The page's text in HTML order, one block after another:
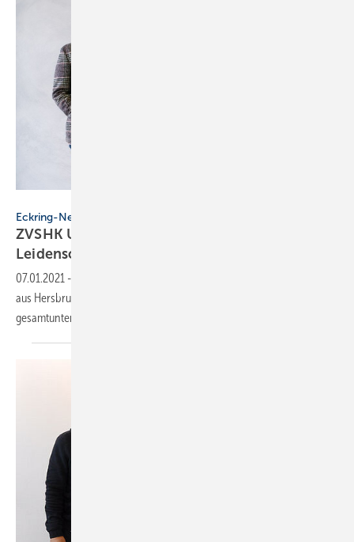
Eckring-News
ZVSHK Unternehmerpreis zeichnet
Leidenschaft fürs SHK-Handwerk
07.01.2021 -
aus Hersbruck im Nürnberger-Land für ihren
gesamtunternehmerischen Ansatz zum Sieger